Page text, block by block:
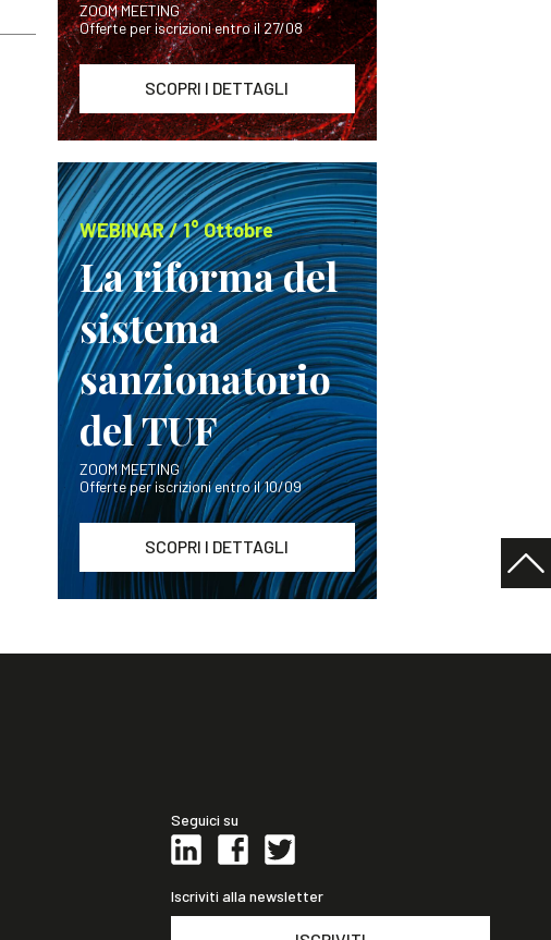
ZOOM MEETING
Offerte per iscrizioni entro il 27/08
SCOPRI I DETTAGLI
WEBINAR / 1° Ottobre
La riforma del
sistema
sanzionatorio
del TUF
ZOOM MEETING
Offerte per iscrizioni entro il 10/09
SCOPRI I DETTAGLI
Seguici su
Iscriviti alla newsletter